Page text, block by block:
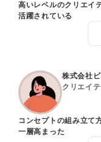
高いレベルのクリエイ
活躍されている
株式会社
クリエイ
コンセプトの組み立て
一層高まった